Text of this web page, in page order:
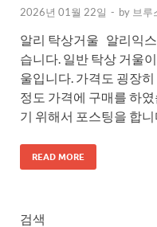
2026년 01월 22일 - by 브루
알리 탁상거울 알리익
습니다. 일반 탁상 거울
울입니다. 가격도 굉장
정도 가격에 구매를 하
기 위해서 포스팅을 합니
READ MORE
검색